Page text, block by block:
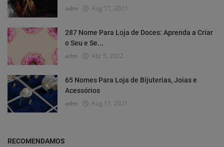
adm Aug 11, 2021
287 Nome Para Loja de Doces: Aprenda a Criar
o Seu e Se...
adm Abr 5, 2022
65 Nomes Para Loja de Bijuterias, Joias e
Acessórios
adm Aug 11, 2021
RECOMENDAMOS